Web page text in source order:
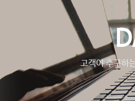
고객이 추구하